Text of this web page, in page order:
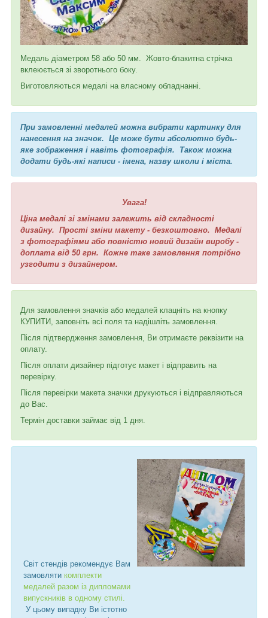
Медаль діаметром 58 або 50 мм. Жовто-блакитна стрічка
вклеюється зі зворотнього боку.
Виготовляються медалі на власному обладнанні.
При замовленні медалей можна вибрати картинку для
нанесення на значок. Це може бути абсолютно будь-
яке зображення і навіть фотографія. Також можна
додати будь-які написи - імена, назву школи і міста.
Увага!
Ціна медалі зі змінами залежить від складності
дизайну. Прості зміни макету - безкоштовно. Медалі
з фотографіями або повністю новий дизайн виробу -
доплата від 50 грн. Кожне таке замовлення потрібно
узгодити з дизайнером.
Для замовлення значків або медалей клацніть на кнопку
КУПИТИ, заповніть всі поля та надішліть замовлення.
Після підтвердження замовлення, Ви отримаєте реквізити на
оплату.
Після оплати дизайнер підготує макет і відправить на
перевірку.
Після перевірки макета значки друкуються і відправляються
до Вас.
Термін доставки займає від 1 дня.
Світ стендів рекомендує Вам
замовляти комплекти
медалей разом із дипломами
випускників в одному стилі.
У цьому випадку Ви істотно